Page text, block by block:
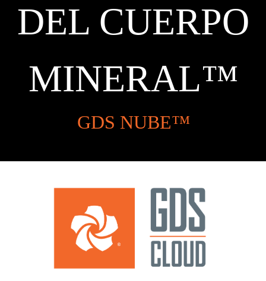
DEL CUERPO
MINERAL™
GDS NUBE™